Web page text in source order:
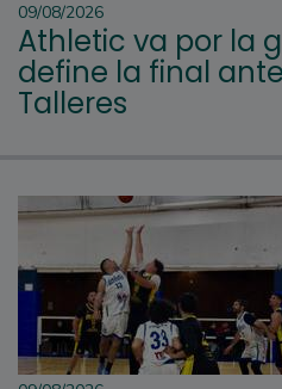
09/08/2026
Athletic va por la
define la final
Talleres